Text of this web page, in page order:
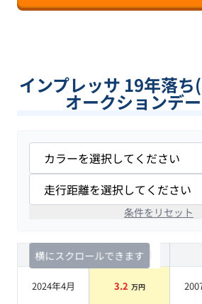
インプレッサ 19年落
オークションデ
条件をリセット
横にスクロールできます
査定時期 セルカ実績
2024年4月 3.2 万円